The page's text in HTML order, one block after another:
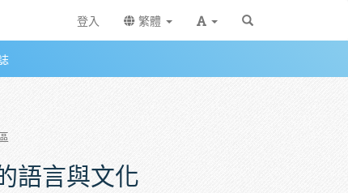
登入 繁體
語言與文化